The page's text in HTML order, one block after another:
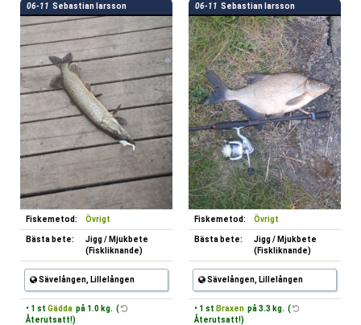
06-11 Sebastian larsson
Fiskemetod: Övrigt
Bästa bete:
Jigg / Mjukbete
(Fiskliknande)
Sävelången, Lillelången
• 1 st Gädda på 1.0 kg. (
Återutsatt!)
06-11 Sebastian larsson
Fiskemetod: Övrigt
Bästa bete:
Jigg / Mjukbete
(Fiskliknande)
Sävelången, Lillelången
• 1 st Braxen på 3.3 kg. (
Återutsatt!)